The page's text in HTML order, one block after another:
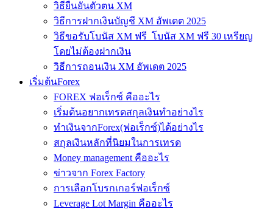
วิธียืนยันตัวตน XM
วิธีการฝากเงินบัญชี XM อัพเดต 2025
วิธีขอรับโบนัส XM ฟรี โบนัส XM ฟรี 30 เหรียญ
โดยไม่ต้องฝากเงิน
วิธีการถอนเงิน XM อัพเดต 2025
เริ่มต้นForex
FOREX ฟอเร็กซ์ คืออะไร
เริ่มต้นอยากเทรดสกุลเงินทำอย่างไร
ทำเงินจากForex(ฟอเร็กซ์)ได้อย่างไร
สกุลเงินหลักที่นิยมในการเทรด
Money management คืออะไร
ข่าวจาก Forex Factory
การเลือกโบรกเกอร์ฟอเร็กซ์
Leverage Lot Margin คืออะไร